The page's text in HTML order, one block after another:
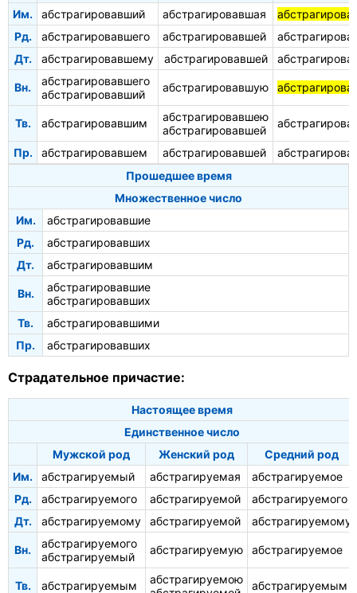
Им.
абстрагировавший абстрагировавшая
Рд.
абстрагировавшего абстрагировавшей
Дт.
абстрагировавшему абстрагировавшей
Вн.
абстрагировавшего
абстрагировавший
абстрагировавшую
Тв. абстрагировавшим
абстрагировавшею
абстрагировавшей
Пр. абстрагировавшем абстрагировавшей
Прошедшее время
Множественное число
Им.
абстрагировавшие
Рд.
абстрагировавших
Дт.
абстрагировавшим
Вн.
абстрагировавшие
абстрагировавших
Тв.
абстрагировавшими
Пр.
абстрагировавших
Страдательное причастие:
Настоящее время
Единственное число
Мужской род
Женский род
Средний род
Им.
абстрагируемый абстрагируемая
абстрагируемое
Рд.
абстрагируемого абстрагируемой
абстрагируемого
Дт.
абстрагируемому абстрагируемой абстрагируемому
Вн.
абстрагируемого
абстрагируемый
абстрагируемую абстрагируемое
Тв. абстрагируемым
абстрагируемою
абстрагируемым